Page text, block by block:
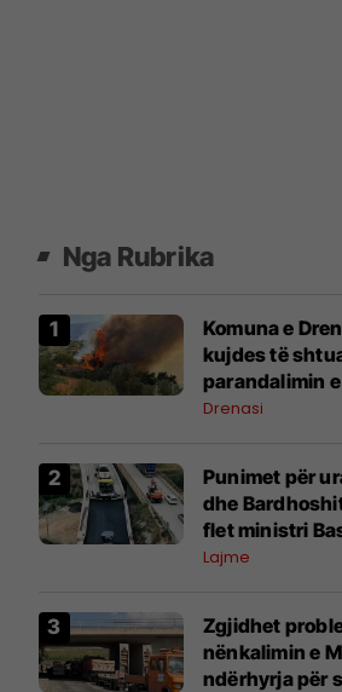
Nga Rubrika
Komuna e
kujdes të
parandalimin
temperaturave
Drenasi
Punimet për
dhe
flet ministri
Lajme
Zgjidhet
nënkalimin e
ndërhyrja për